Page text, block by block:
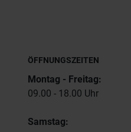
ÖFFNUNGSZEITEN
Montag - Freitag:
09.00 - 18.00 Uhr
Samstag: